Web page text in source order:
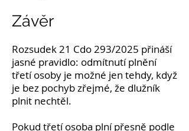
Závěr
Rozsudek 21 Cdo 293/2025 přináší
jasné pravidlo: odmítnutí plnění
třetí osoby je možné jen tehdy, když
je bez pochyb zřejmé, že dlužník
plnit nechtěl.
Pokud třetí osoba plní přesně podle